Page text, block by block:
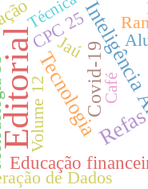
Tecnologia
Covid-19
Educação
CPC 25
Jaú
de Dados
Volume 12 Café
Técnica